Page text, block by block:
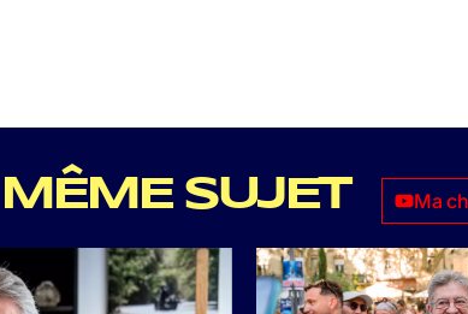
SUJET Ma